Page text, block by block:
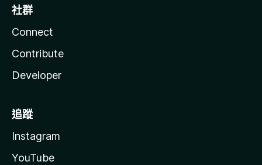
社群
Connect
Contribute
Developer
追蹤
Instagram
YouTube